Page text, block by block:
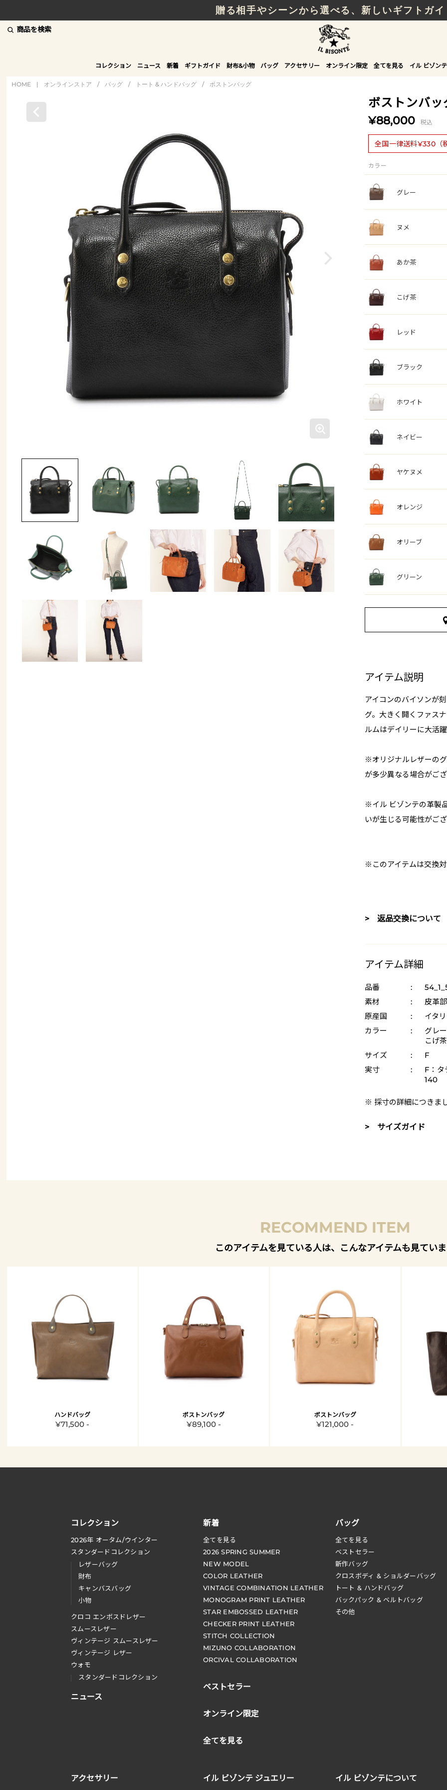
贈る相手やシーンから選べる、新しいギフトガイ
商品を検索
コレクション ニュース 新着 ギフトガイド 財布&小物 バッグ アクセサリー オンライン限定 全てを見る イル ビゾン
HOME | オンラインストア / バッグ / トート & ハンドバッグ / ボストンバッグ
ボストンバッ
¥88,000 税込
全国一律送料¥330（
カラー
グレー
ヌメ
あか茶
こげ茶
レッド
ブラック
ホワイト
ネイビー
ヤケヌメ
オレンジ
オリーブ
グリーン
アイテム説明
アイコンのバイソンが
グ。大きく開くファス
ルムはデイリーに大活
※オリジナルレザーの
が多少異なる場合がご
※イル ビゾンテの革製
いが生じる可能性がご
※このアイテムは交換
> 返品交換について
アイテム詳細
品番 :
素材
:
皮革
原産国
:
イタ
カラー
:
グレ
こげ
サイズ
:
F
実寸
:
F：タ
140
※ 採寸の詳細につきま
> サイズガイド
RECOMMEND ITEM
このアイテムを見ている人は、こんなアイテムも見てい
ハンドバッグ
¥71,500 -
ボストンバッグ
¥89,100 -
ボストンバッグ
¥121,000 -
コレクション
2026年 オータム/ウインター
スタンダードコレクション
レザーバッグ
財布
キャンバスバッグ
小物
クロコ エンボスドレザー
スムースレザー
ヴィンテージ スムースレザー
ヴィンテージ レザー
ウォモ
スタンダードコレクション
ニュース
新着
全てを見る
2026 SPRING SUMMER
NEW MODEL
COLOR LEATHER
VINTAGE COMBINATION LEATHER
MONOGRAM PRINT LEATHER
STAR EMBOSSED LEATHER
CHECKER PRINT LEATHER
STITCH COLLECTION
MIZUNO COLLABORATION
ORCIVAL COLLABORATION
ベストセラー
オンライン限定
全てを見る
バッグ
全てを見る
ベストセラー
新作バッグ
クロスボディ & ショルダーバッグ
トート & ハンドバッグ
バックパック & ベルトバッグ
その他
アクセサリー イル ビゾンテ ジュエリー イル ビゾンテについて